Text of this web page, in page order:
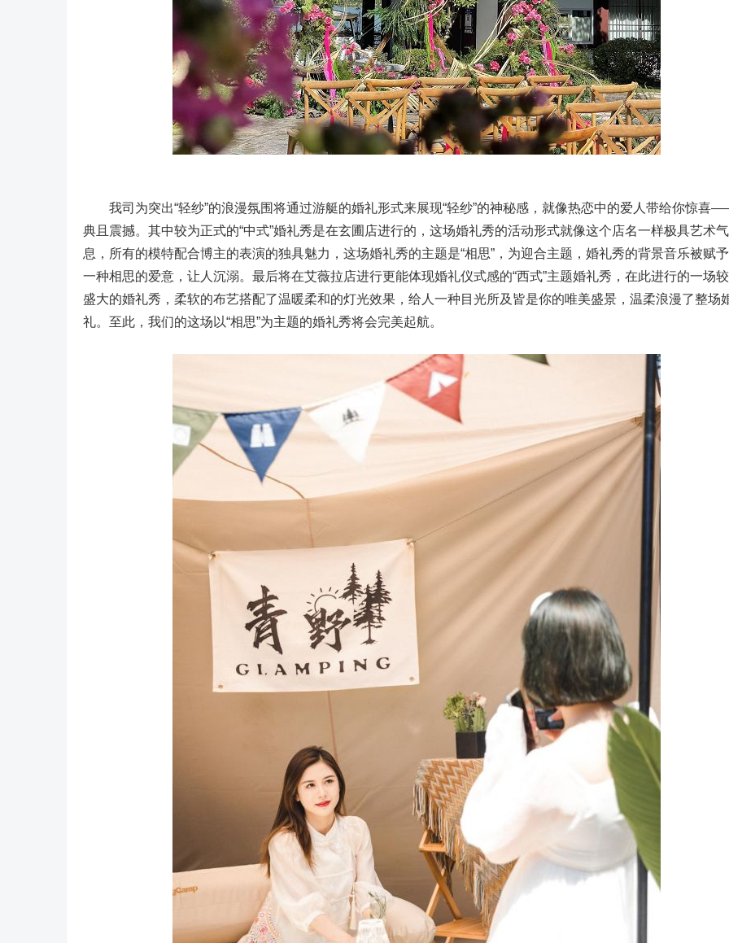
我司为突出“轻纱”的浪漫氛围将通过游艇的婚礼形式来展现“轻纱”的神秘感，就像热恋中的爱人带给你惊喜
典且震撼。其中较为正式的“中式”婚礼秀是在玄圃店进行的，这场婚礼秀的活动形式就像这个店名一样极具艺术气
息，所有的模特配合博主的表演的独具魅力，这场婚礼秀的主题是“相思”，为迎合主题，婚礼秀的背景音乐被赋
一种相思的爱意，让人沉溺。最后将在艾薇拉店进行更能体现婚礼仪式感的“西式”主题婚礼秀，在此进行的一场
盛大的婚礼秀，柔软的布艺搭配了温暖柔和的灯光效果，给人一种目光所及皆是你的唯美盛景，温柔浪漫了整场
礼。至此，我们的这场以“相思”为主题的婚礼秀将会完美起航。